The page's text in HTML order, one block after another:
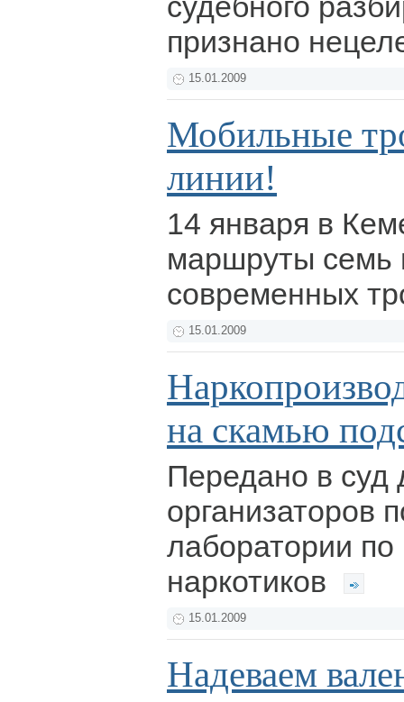
признано
15.01.2009
Мобильные
линии!
14 января в
маршруты семь
современных
15.01.2009
на скамью
Передано в суд
организаторов
лаборатории по
наркотиков
15.01.2009
Надеваем